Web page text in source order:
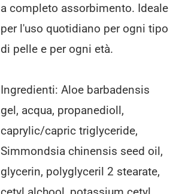
a completo assorbimento. Ideale
per l'uso quotidiano per ogni tipo
di pelle e per ogni età.
Ingredienti: Aloe barbadensis
gel, acqua, propanedioll,
caprylic/capric triglyceride,
Simmondsia chinensis seed oil,
glycerin, polyglyceril 2 stearate,